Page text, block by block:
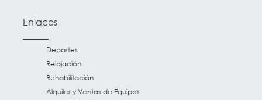
Enlaces
Deportes
Relajación
Rehabilitación
Alquiler y Ventas de Equipos